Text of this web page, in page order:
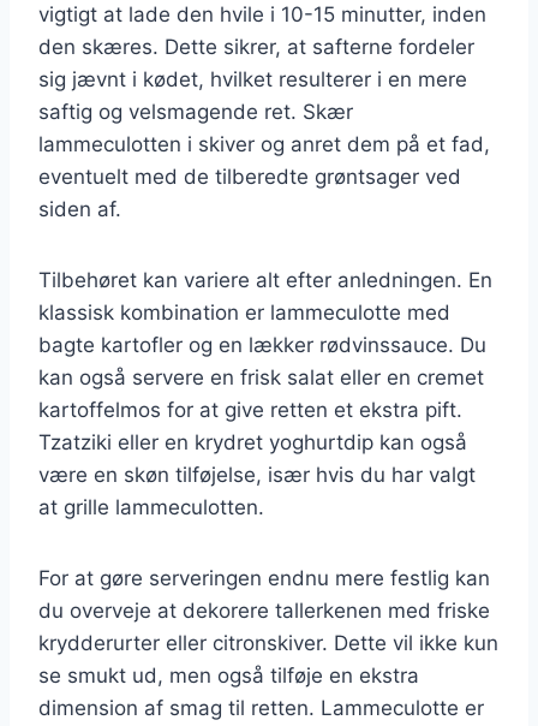
vigtigt at lade den hvile i 10-15 minutter, inden
den skæres. Dette sikrer, at safterne fordeler
sig jævnt i kødet, hvilket resulterer i en mere
saftig og velsmagende ret. Skær
lammeculotten i skiver og anret dem på et fad,
eventuelt med de tilberedte grøntsager ved
siden af.
Tilbehøret kan variere alt efter anledningen. En
klassisk kombination er lammeculotte med
bagte kartofler og en lækker rødvinssauce. Du
kan også servere en frisk salat eller en cremet
kartoffelmos for at give retten et ekstra pift.
Tzatziki eller en krydret yoghurtdip kan også
være en skøn tilføjelse, især hvis du har valgt
at grille lammeculotten.
For at gøre serveringen endnu mere festlig kan
du overveje at dekorere tallerkenen med friske
krydderurter eller citronskiver. Dette vil ikke kun
se smukt ud, men også tilføje en ekstra
dimension af smag til retten. Lammeculotte er